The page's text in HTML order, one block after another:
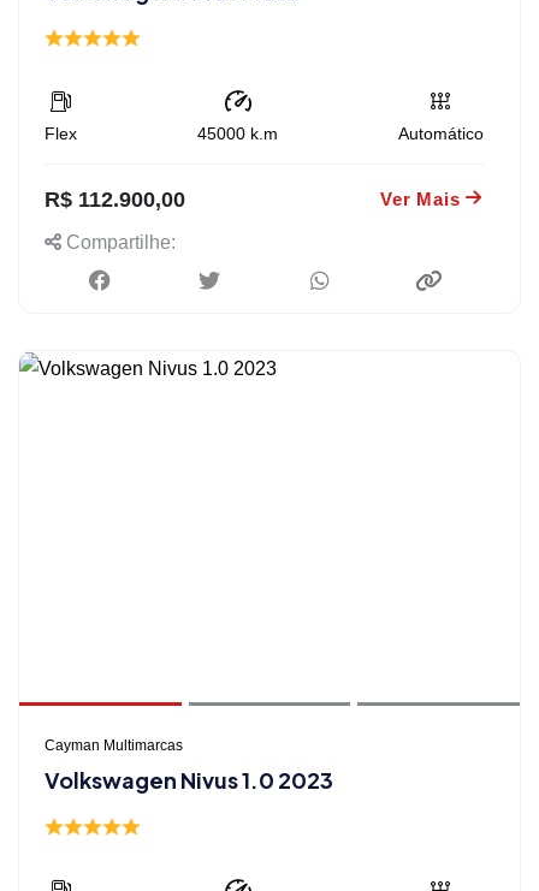
Flex 45000 k.m Automático
R$ 112.900,00 Ver Mais
Compartilhe:
Cayman Multimarcas
Volkswagen Nivus 1.0 2023